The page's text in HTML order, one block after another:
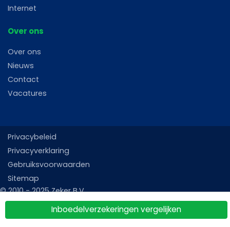
Inboedelverzekeringen vergelijken
Internet
Over ons
Over ons
Nieuws
Contact
Vacatures
Privacybeleid
Privacyverklaring
Gebruiksvoorwaarden
Sitemap